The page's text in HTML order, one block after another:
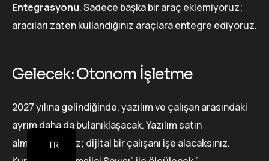
Entegrasyonu. Sadece başka bir araç eklemiyoruz;
aracıları zaten kullandığınız araçlara entegre ediyoruz.
Gelecek: Otonom İşletme
2027 yılına gelindiğinde, yazılım ve çalışan arasındaki
ayrım daha da bulanıklaşacak. Yazılım satın
almayacaksınız; dijital bir çalışanı işe alacaksınız.
TR